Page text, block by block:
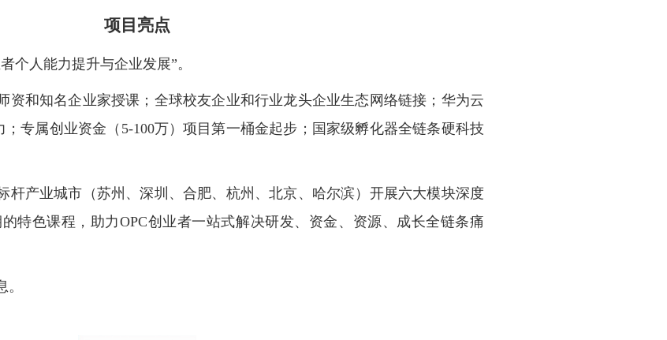
项目亮点
个人能力提升与企业发展”。
资和知名企业家授课；全球校友企业和行业龙头企业生态网络链接；华为云
；专属创业资金（ 5-100万）项目第一桶金起步；国家级孵化器全链条硬科技
杆产业城市（苏州、深圳、合肥、杭州、北京、哈尔滨）开展六大模块深度
的特色课程，助力OPC创业者一站式解决研发、资金、资源、成长全链条痛